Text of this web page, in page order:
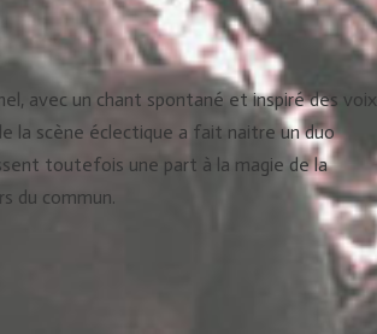
avec un chant spontané et inspiré des voix
la scène éclectique a fait naitre un duo
toutefois une part à la magie de la
du commun.